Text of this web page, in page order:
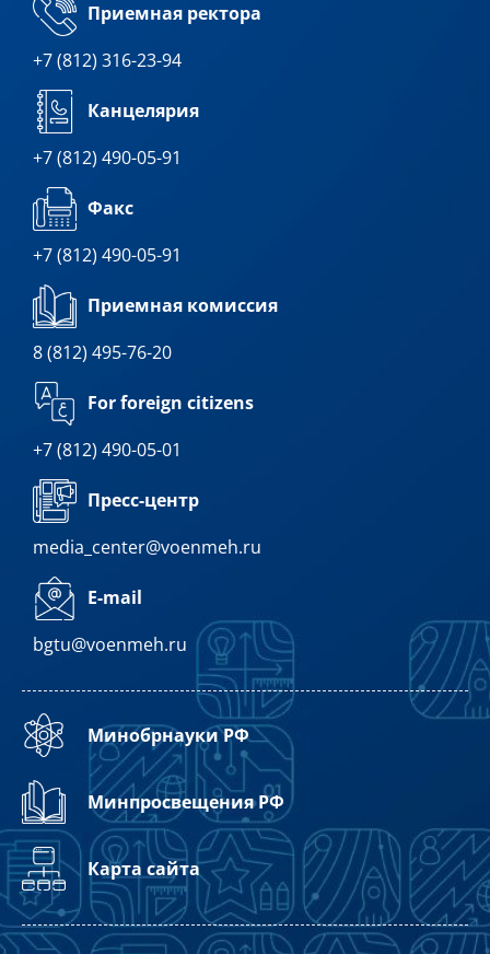
Приемная ректора
+7 (812) 316-23-94
Канцелярия
+7 (812) 490-05-91
Факс
+7 (812) 490-05-91
Приемная комиссия
8 (812) 495-76-20
For foreign citizens
+7 (812) 490-05-01
Пресс-центр
media_center@voenmeh.ru
E-mail
bgtu@voenmeh.ru
Минобрнауки РФ
Минпросвещения РФ
Карта сайта